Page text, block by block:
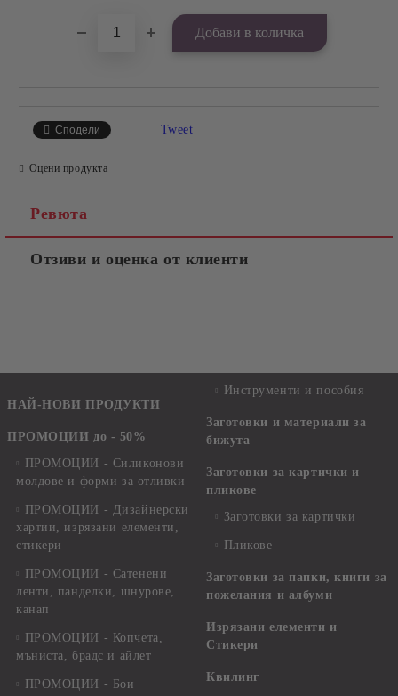
Сподели Tweet
Оцени продукта
Ревюта
Отзиви и оценка от клиенти
НАЙ-НОВИ ПРОДУКТИ
ПРОМОЦИИ до - 50%
ПРОМОЦИИ - Силиконови
молдове и форми за отливки
ПРОМОЦИИ - Дизайнерски
хартии, изрязани елементи,
стикери
ПРОМОЦИИ - Сатенени
ленти, панделки, шнурове,
канап
ПРОМОЦИИ - Копчета,
мъниста, брадс и айлет
ПРОМОЦИИ - Бои
Инструменти и пособия
Заготовки и материали за
бижута
Заготовки за картички и
пликове
Заготовки за картички
Пликове
Заготовки за папки, книги за
пожелания и албуми
Изрязани елементи и
Стикери
Квилинг